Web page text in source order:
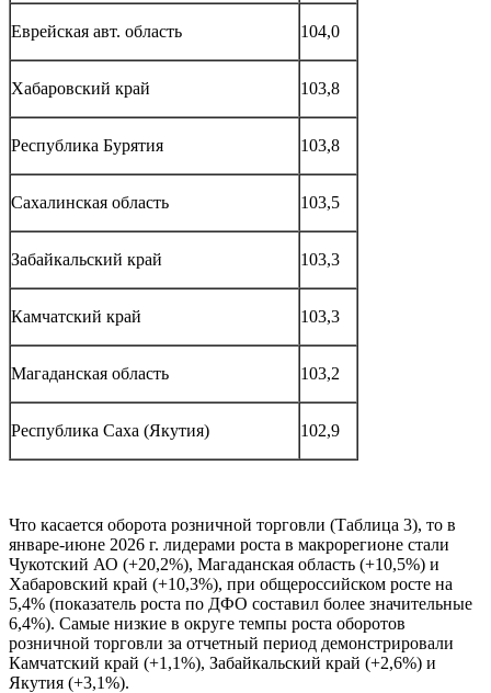
Еврейская авт. область 104,0
Хабаровский край 103,8
Республика Бурятия 103,8
Сахалинская область 103,5
Забайкальский край 103,3
Камчатский край 103,3
Магаданская область 103,2
Республика Саха (Якутия) 102,9
Что касается оборота розничной торговли (Таблица 3), то в
январе-июне 2026 г. лидерами роста в макрорегионе стали
Чукотский АО (+20,2%), Магаданская область (+10,5%) и
Хабаровский край (+10,3%), при общероссийском росте на
5,4% (показатель роста по ДФО составил более значительные
6,4%). Самые низкие в округе темпы роста оборотов
розничной торговли за отчетный период демонстрировали
Камчатский край (+1,1%), Забайкальский край (+2,6%) и
Якутия (+3,1%).